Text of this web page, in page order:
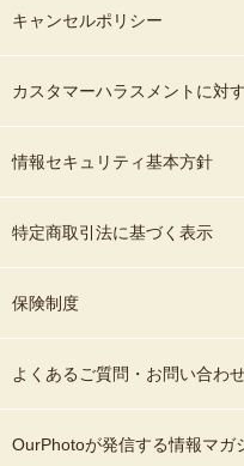
キャンセルポリシー
カスタマーハラスメントに対
情報セキュリティ基本方針
特定商取引法に基づく表示
保険制度
よくあるご質問・お問い合わ
OurPhotoが発信する情報マガ